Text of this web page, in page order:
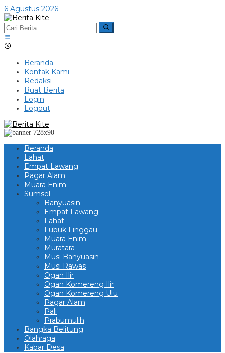
Lewati
ke
konten
6 Agustus 2026
Beranda
Kontak Kami
Redaksi
Buat Berita
Login
Logout
Beranda
Lahat
Empat Lawang
Pagar Alam
Muara Enim
Sumsel
Banyuasin
Empat Lawang
Lahat
Lubuk Linggau
Muara Enim
Muratara
Musi Banyuasin
Musi Rawas
Ogan Ilir
Ogan Komereng Ilir
Ogan Komereng Ulu
Pagar Alam
Pali
Prabumulih
Bangka Belitung
Olahraga
Kabar Desa